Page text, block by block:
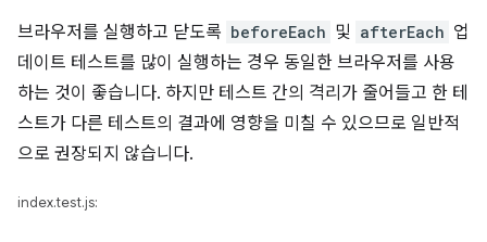
브라우저를 실행하고 닫도록 beforeEach 및 afterEach 업
데이트 테스트를 많이 실행하는 경우 동일한 브라우저를 사용
하는 것이 좋습니다. 하지만 테스트 간의 격리가 줄어들고 한 테
스트가 다른 테스트의 결과에 영향을 미칠 수 있으므로 일반적
으로 권장되지 않습니다.
index.test.js: